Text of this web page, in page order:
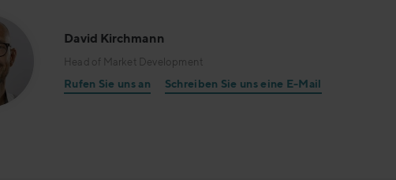
David Kirchmann
Head of Market Development
Rufen Sie uns an Schreiben Sie uns eine E-Mail